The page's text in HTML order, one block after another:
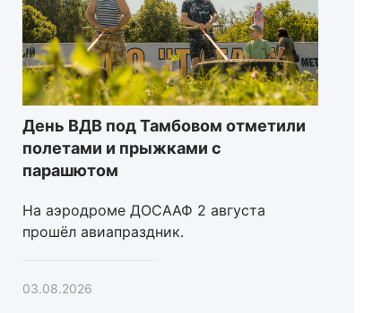
День ВДВ под Тамбовом отметили
полетами и прыжками с
парашютом
На аэродроме ДОСААФ 2 августа
прошёл авиапраздник.
03.08.2026